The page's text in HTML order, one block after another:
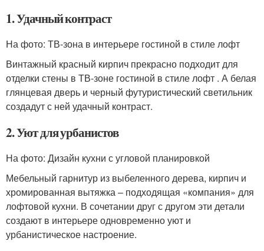
1. Удачный контраст
На фото: ТВ-зона в интерьере гостиной в стиле лофт
Винтажный красный кирпич прекрасно подходит для
отделки стены в ТВ-зоне гостиной в стиле лофт . А белая
глянцевая дверь и черный футуристический светильник
создадут с ней удачный контраст.
2. Уют для урбанистов
На фото: Дизайн кухни с угловой планировкой
Мебельный гарнитур из выбеленного дерева, кирпич и
хромированная вытяжка – подходящая «компания» для
лофтовой кухни. В сочетании друг с другом эти детали
создают в интерьере одновременно уют и
урбанистическое настроение.